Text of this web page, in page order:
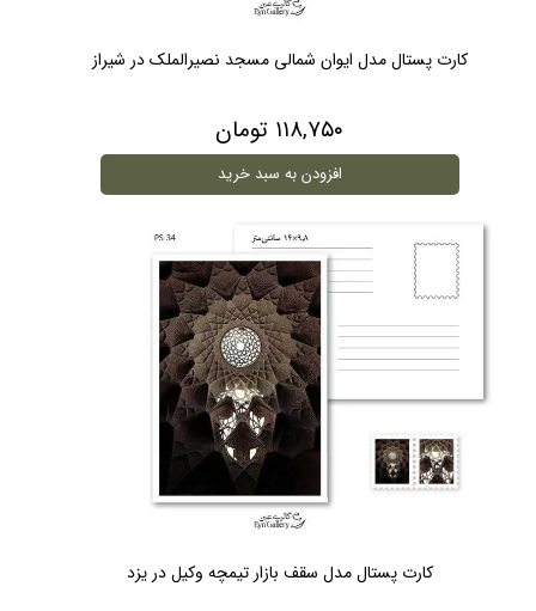
کارت پستال مدل ایوان شمالی مسجد نصیرالملک در شیراز
۱۱۸,۷۵۰ تومان
افزودن به سبد خرید
کارت پستال مدل سقف بازار تیمچه وکیل در یزد